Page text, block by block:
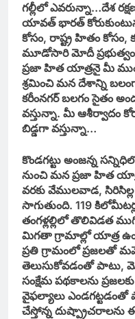
గల్లీలో ఎవరున్నా…దేశ
యావత్ భారత్
కోసం, రాష్ట్ర హితం కోసం,
మూడోసారి మోదీ ప్రభుత్వం
ప్రజా హిత యాత్రనై మీ
శ్రమించి మన దేశాన్ని
కరీంనగర్ బలగం సైతం
వస్తున్నా. మీ ఆశీర్వాదం
బిడ్డగా వస్తున్నా…
కొండగట్టు అంజన్న
నుంచి మన ప్రజా హిత
వరకు వేములవాడ,
సాగుతుంది. 119
తంగళ్లల్లిలో తొలివిడత
మిగతా గ్రామాల్లో యాత్ర
ప్రతి గ్రామంలో ప్రజలతో
తెలుసుకోవడంతో పాటు,
సంక్షేమ పథకాలను
వైఫల్యాలు ఎండగట్టడంతో
చేస్తోన్న